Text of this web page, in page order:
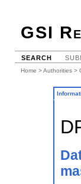
GSI
SEARCH
Home >Authorities >